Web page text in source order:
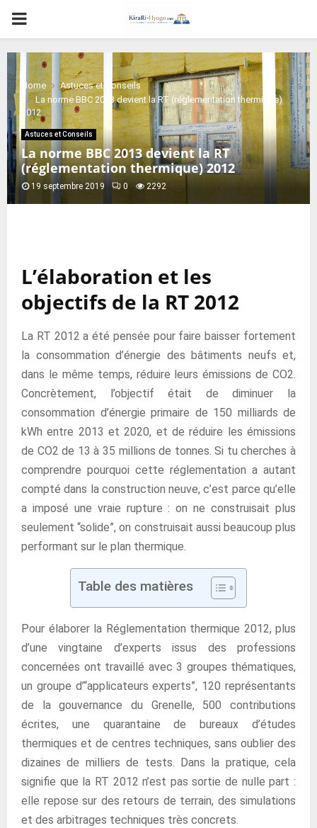
PRIMARY
MENU
Home
Astuces et Conseils
La norme BBC 2013 devient la RT (réglementation thermique)
2012
Astuces et Conseils
La norme BBC 2013 devient la RT
(réglementation thermique) 2012
19 septembre 2019 0 2292
L’élaboration et les
objectifs de la RT 2012
La RT 2012 a été pensée pour faire baisser fortement
la consommation d’énergie des bâtiments neufs et,
dans le même temps, réduire leurs émissions de CO2.
Concrètement, l’objectif était de diminuer la
consommation d’énergie primaire de 150 milliards de
kWh entre 2013 et 2020, et de réduire les émissions
de CO2 de 13 à 35 millions de tonnes. Si tu cherches à
comprendre pourquoi cette réglementation a autant
compté dans la construction neuve, c’est parce qu’elle
a imposé une vraie rupture : on ne construisait plus
seulement “solide”, on construisait aussi beaucoup plus
performant sur le plan thermique.
Table des matières
Pour élaborer la Réglementation thermique 2012, plus
d’une vingtaine d’experts issus des professions
concernées ont travaillé avec 3 groupes thématiques,
un groupe d’“applicateurs experts”, 120 représentants
de la gouvernance du Grenelle, 500 contributions
écrites, une quarantaine de bureaux d’études
thermiques et de centres techniques, sans oublier des
dizaines de milliers de tests. Dans la pratique, cela
signifie que la RT 2012 n’est pas sortie de nulle part :
elle repose sur des retours de terrain, des simulations
et des arbitrages techniques très concrets.